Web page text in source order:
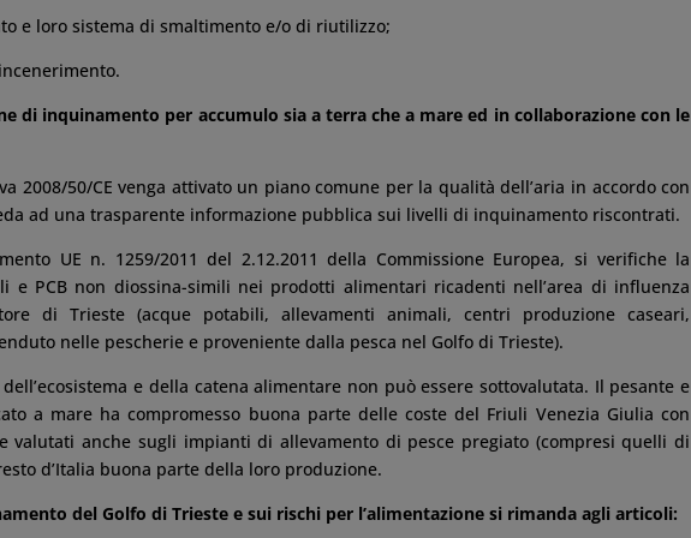
e loro sistema di smaltimento e/o di riutilizzo;
di inquinamento per accumulo sia a terra che a mare ed in collaborazione con le
2008/50/CE venga attivato un piano comune per la qualità dell’aria in accordo con
ad una trasparente informazione pubblica sui livelli di inquinamento riscontrati.
UE n. 1259/2011 del 2.12.2011 della Commissione Europea, si verifiche la
e PCB non diossina-simili nei prodotti alimentari ricadenti nell’area di influenza
di Trieste (acque potabili, allevamenti animali, centri produzione caseari,
nelle pescherie e proveniente dalla pesca nel Golfo di Trieste).
e della catena alimentare non può essere sottovalutata. Il pesante e
a mare ha compromesso buona parte delle coste del Friuli Venezia Giulia con
valutati anche sugli impianti di allevamento di pesce pregiato (compresi quelli di
d’Italia buona parte della loro produzione.
del Golfo di Trieste e sui rischi per l’alimentazione si rimanda agli articoli: